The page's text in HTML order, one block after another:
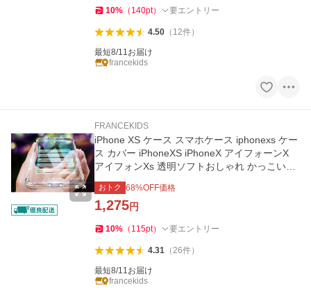
10% （ 140pt） 要エントリー
4.50（ 12件）
最短8/11お届け
francekids
FRANCEKIDS
iPhone XS ケース スマホケース iphonexs ケー
ス カバー iPhoneXS iPhoneX アイフォーンX
アイフォンXs 透明ソフトおしゃれ かっこいい
米軍 耐衝撃
おトク 68%OFF価格
1,275円
10% （ 115pt） 要エントリー
4.31（26件）
最短8/11お届け
francekids